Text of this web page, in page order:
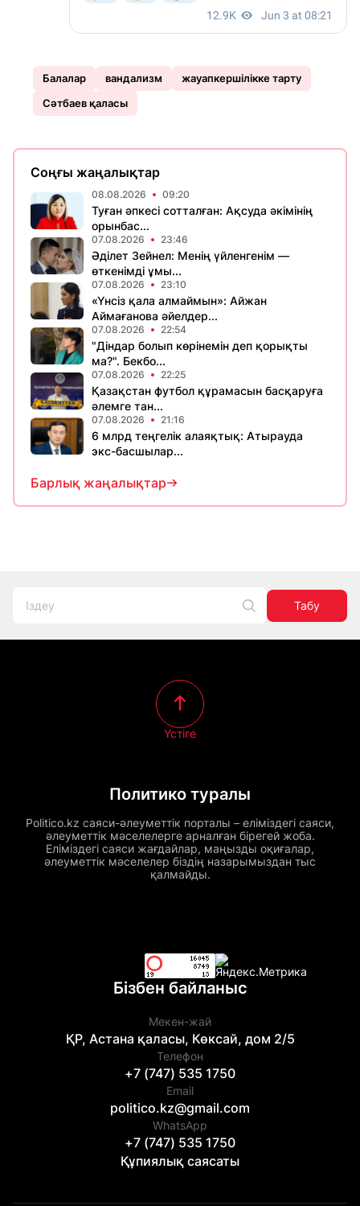
Балалар вандализм
жауапкершілікке тарту
Сәтбаев қаласы
Соңғы жаңалықтар
08.08.2026 09:20
Туған әпкесі сотталған: Ақсуда әкімінің
орынбас...
07.08.2026 23:46
Әділет Зейнел: Менің үйленгенім —
өткенімді ұмы...
07.08.2026 23:10
«Үнсіз қала алмаймын»: Айжан
Аймағанова әйелдер...
07.08.2026 22:54
"Діндар болып көрінемін деп қорықты
ма?". Бекбо...
07.08.2026 22:25
Қазақстан футбол құрамасын басқаруға
әлемге тан...
07.08.2026 21:16
6 млрд теңгелік алаяқтық: Атырауда
экс-басшылар...
Барлық жаңалықтар
Табу
Политико туралы
Politico.kz саяси-әлеуметтік порталы – еліміздегі саяси,
әлеуметтік мәселелерге арналған бірегей жоба.
Еліміздегі саяси жағдайлар, маңызды оқиғалар,
әлеуметтік мәселелер біздің назарымыздан тыс
қалмайды.
Үстіге
Бізбен байланыс
Мекен-жай
ҚР, Астана қаласы, Көксай, дом 2/5
Телефон
+7 (747) 535 1750
Email
politico.kz@gmail.com
WhatsApp
+7 (747) 535 1750
Құпиялық саясаты